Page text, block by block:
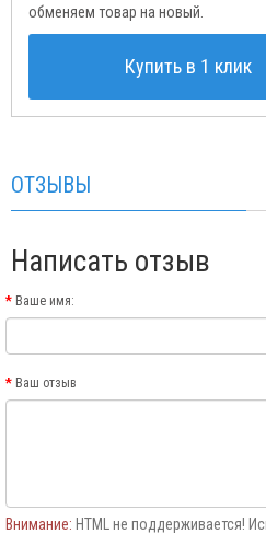
обменяем товар на новый.
Купить в 1 клик
ОТЗЫВЫ
Написать отзыв
Ваше имя:
Ваш отзыв
Внимание: HTML не поддерживается!